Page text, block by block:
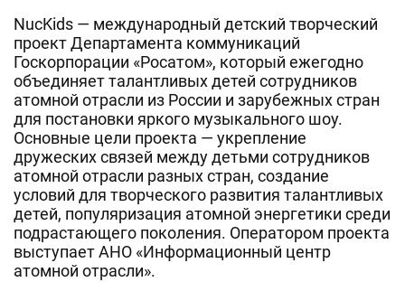
NucKids — международный детский творческий
проект Департамента коммуникаций
Госкорпорации «Росатом», который ежегодно
объединяет талантливых детей сотрудников
атомной отрасли из России и зарубежных стран
для постановки яркого музыкального шоу.
Основные цели проекта — укрепление
дружеских связей между детьми сотрудников
атомной отрасли разных стран, создание
условий для творческого развития талантливых
детей, популяризация атомной энергетики среди
подрастающего поколения. Оператором проекта
выступает АНО «Информационный центр
атомной отрасли».